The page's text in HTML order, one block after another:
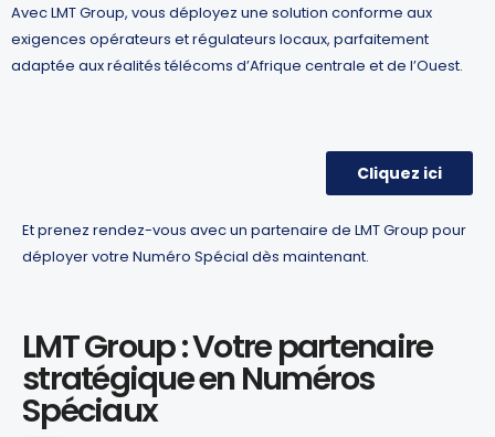
Avec LMT Group, vous déployez une solution conforme aux
exigences opérateurs et régulateurs locaux, parfaitement
adaptée aux réalités télécoms d’Afrique centrale et de l’Ouest.
Cliquez ici
Et prenez rendez-vous avec un partenaire de LMT Group pour
déployer votre Numéro Spécial dès maintenant.
LMT Group : Votre partenaire
stratégique en Numéros
Spéciaux